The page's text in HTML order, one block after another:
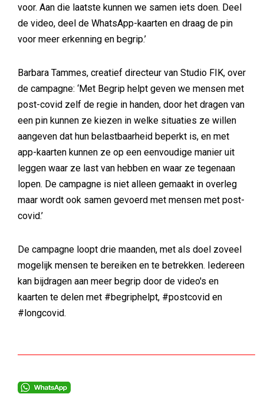
voor. Aan die laatste kunnen we samen iets doen. Deel
de video, deel de WhatsApp-kaarten en draag de pin
voor meer erkenning en begrip.’
Barbara Tammes, creatief directeur van Studio FIK, over
de campagne: ‘Met Begrip helpt geven we mensen met
post-covid zelf de regie in handen, door het dragen van
een pin kunnen ze kiezen in welke situaties ze willen
aangeven dat hun belastbaarheid beperkt is, en met
app-kaarten kunnen ze op een eenvoudige manier uit
leggen waar ze last van hebben en waar ze tegenaan
lopen. De campagne is niet alleen gemaakt in overleg
maar wordt ook samen gevoerd met mensen met post-
covid.’
De campagne loopt drie maanden, met als doel zoveel
mogelijk mensen te bereiken en te betrekken. Iedereen
kan bijdragen aan meer begrip door de video's en
kaarten te delen met #begriphelpt, #postcovid en
#longcovid.